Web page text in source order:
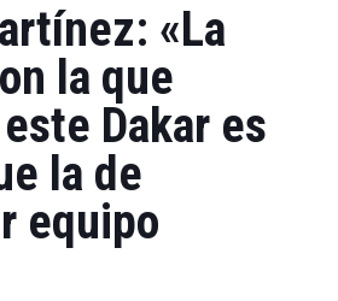
«La
la que
Dakar es
la de
equipo